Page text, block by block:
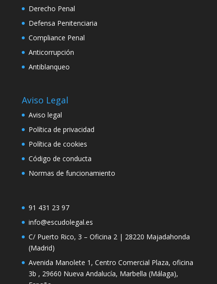
Derecho Penal
Defensa Penitenciaria
Compliance Penal
Anticorrupción
Antiblanqueo
Aviso Legal
Aviso legal
Política de privacidad
Política de cookies
Código de conducta
Normas de funcionamiento
91 431 23 97
info@escudolegal.es
C/ Puerto Rico, 3 – Oficina 2 | 28220 Majadahonda
(Madrid)
Avenida Manolete 1, Centro Comercial Plaza, oficina
3b , 29660 Nueva Andalucía, Marbella (Málaga),
rechaza estas
cookies,
algunas
desaparecerán
de la web.
intereses y
comportamiento
mientras visitas
nuestro sitio,
posibilidad de
ver contenido y
personalizados.